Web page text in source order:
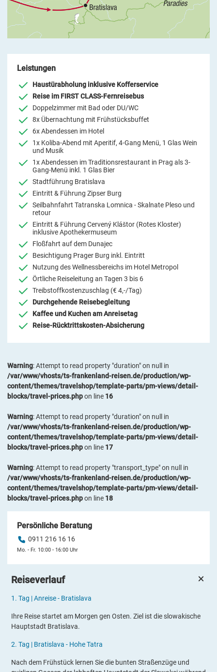
Reiseverlauf
1. Tag |Anreise - Bratislava
Ihre Reise startet am Morgen gen Osten. Ziel ist die slowakische
Hauptstadt Bratislava.
2. Tag | Bratislava - Hohe Tatra
Nach dem Frühstück lernen Sie die bunten Straßenzüge und
Leistungen
Haustürabholung inklusive Kofferservice
Reise im FIRST CLASS-Fernreisebus
Doppelzimmer mit Bad oder DU/WC
8x Übernachtung mit Frühstücksbuffet
6x Abendessen im Hotel
1x Koliba-Abend mit Aperitif, 4-Gang Menü, 1 Glas Wein
und Musik
1x Abendessen im Traditionsrestaurant in Prag als 3-
Gang-Menü inkl. 1 Glas Bier
Stadtführung Bratislava
Eintritt & Führung Zipser Burg
Seilbahnfahrt Tatranska Lomnica - Skalnate Pleso und
retour
Eintritt & Führung Cervený Kláštor (Rotes Kloster)
inklusive Apothekermuseum
Floßfahrt auf dem Dunajec
Besichtigung Prager Burg inkl. Eintritt
Nutzung des Wellnessbereichs im Hotel Metropol
Örtliche Reiseleitung an Tagen 3 bis 6
Treibstoffkostenzuschlag (€ 4,-/Tag)
Durchgehende Reisebegleitung
Kaffee und Kuchen am Anreisetag
Reise-Rücktrittskosten-Absicherung
Warning: Attempt to read property "duration" on null in
/var/www/vhosts/ts-frankenland-reisen.de/production/wp-
content/themes/travelshop/template-parts/pm-views/detail-
blocks/travel-prices.phpon line 16
Warning: Attempt to read property "duration" on null in
/var/www/vhosts/ts-frankenland-reisen.de/production/wp-
content/themes/travelshop/template-parts/pm-views/detail-
blocks/travel-prices.phpon line 17
Warning: Attempt to read property "transport_type" on null in
/var/www/vhosts/ts-frankenland-reisen.de/production/wp-
content/themes/travelshop/template-parts/pm-views/detail-
blocks/travel-prices.phpon line 18
Persönliche Beratung
0911 216 16 16
Mo. - Fr. 10:00 - 16:00 Uhr